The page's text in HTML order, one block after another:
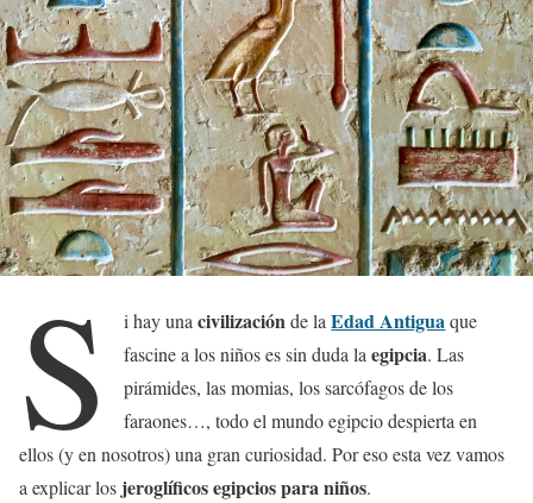
S i hay unacivilizaciónde laEdad Antiguaque
fascine a los niños es sin duda laegipcia. Las
pirámides, las momias, los sarcófagos de los
faraones…, todo el mundo egipcio despierta en
ellos (y en nosotros) una gran curiosidad. Por eso esta vez vamos
a explicar los jeroglíficos egipcios para niños.